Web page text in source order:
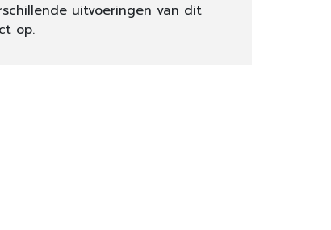
uitvoeringen van dit
op.